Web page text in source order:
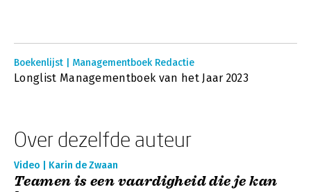
Boekenlijst | Managementboek Redactie
Longlist Managementboek van het Jaar 2023
Over dezelfde auteur
Video | Karin de Zwaan
Teamen is een vaardigheid die je kan